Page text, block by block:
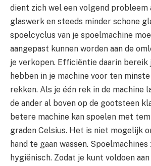
dient zich wel een volgend probleem
glaswerk en steeds minder schone
spoelcyclus van je spoelmachine
aangepast kunnen worden aan de
je verkopen. Efficiëntie daarin
hebben in je machine voor ten
rekken. Als je één rek in de machine
de ander al boven op de gootsteen
betere machine kan spoelen met
graden Celsius. Het is niet mogelijk
hand te gaan wassen.
hygiënisch. Zodat je kunt voldoen